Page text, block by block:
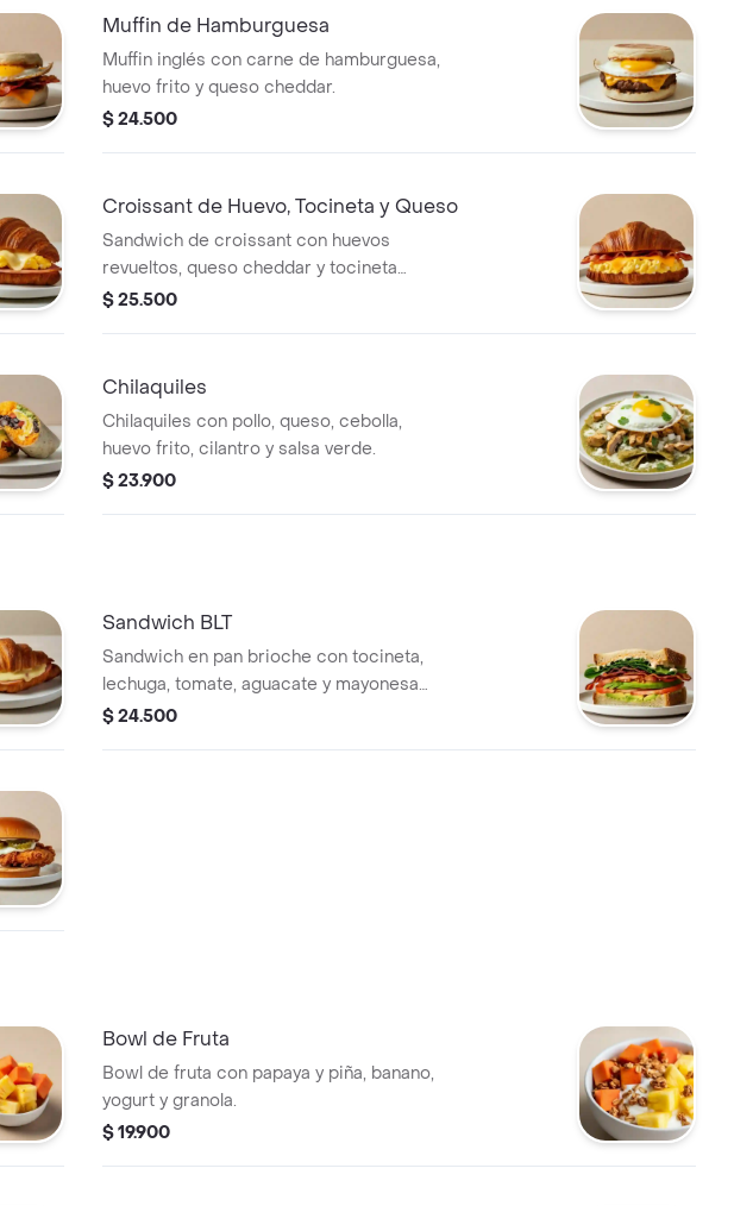
Muffin de Hamburguesa
Muffin inglés con carne de hamburguesa,
huevo frito y queso cheddar.
$ 24.500
Croissant de Huevo, Tocineta y Queso
Sandwich de croissant con huevos
revueltos, queso cheddar y tocineta
crocante.
$ 25.500
Chilaquiles
Chilaquiles con pollo, queso, cebolla,
huevo frito, cilantro y salsa verde.
$ 23.900
Sandwich BLT
Sandwich en pan brioche con tocineta,
lechuga, tomate, aguacate y mayonesa
picante.
$ 24.500
Bowl de Fruta
Bowl de fruta con papaya y piña, banano,
yogurt y granola.
$ 19.900